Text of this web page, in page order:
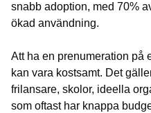
snabb adoption, med 70%
ökad användning.
Att ha en prenumeration på
kan vara kostsamt. Det
frilansare, skolor, ideella
som oftast har knappa